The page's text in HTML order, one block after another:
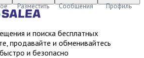
Разместить Сообщения Профиль
и поиска бесплатных
продавайте и обменивайтесь
и безопасно